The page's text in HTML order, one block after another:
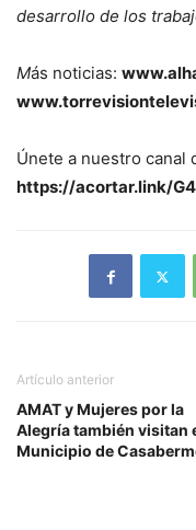
desarrollo de los
Más noticias:
Únete a nuestro canal
https://acortar.link/
Artículo anterior
AMAT y Mujeres por la
Alegría también visitan
Municipio de